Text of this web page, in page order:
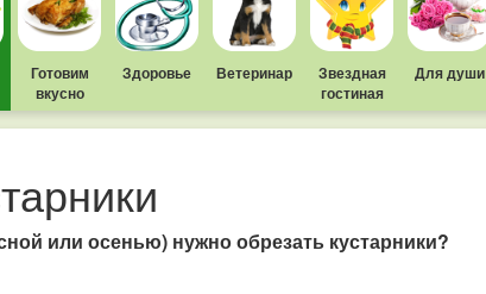
Готовим
вкусно
Здоровье Ветеринар
Звездная
гостиная
Для души
или осенью) нужно обрезать кустарники?